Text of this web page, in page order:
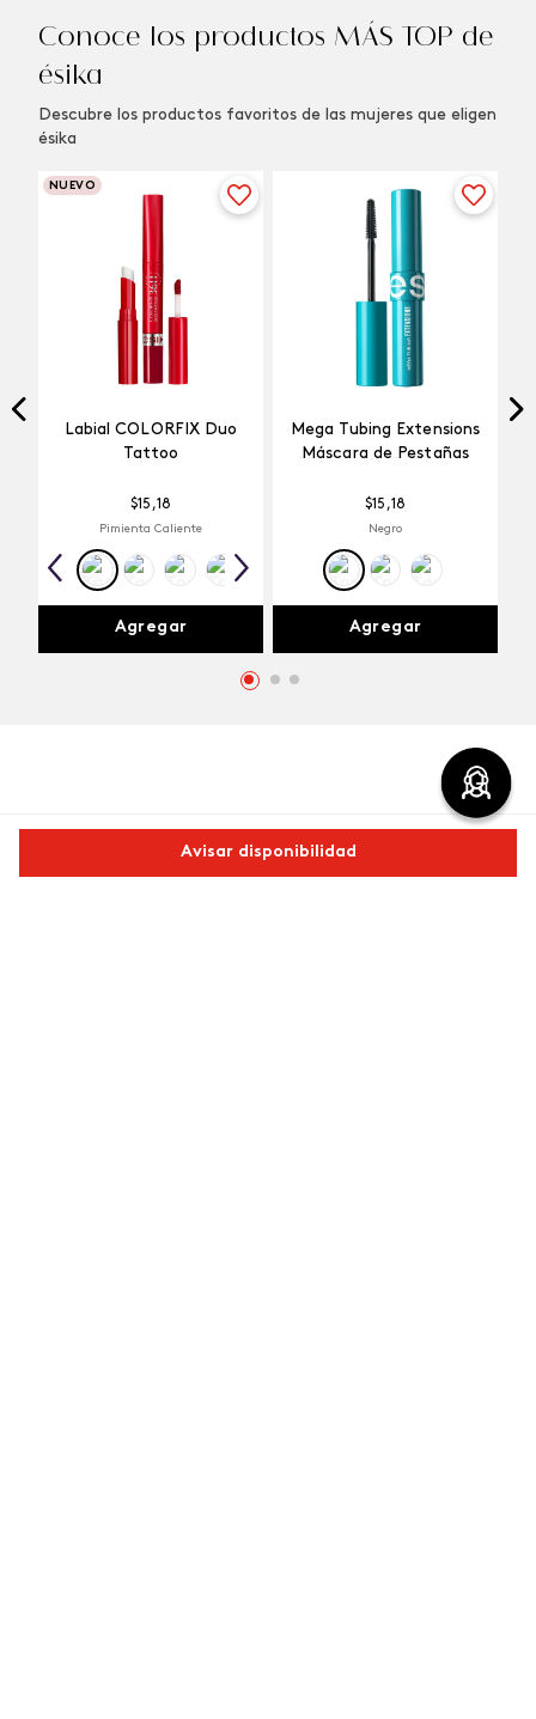
Avisar disponibilidad
Conoce los productos MÁS TOP de
ésika
Descubre los productos favoritos de las mujeres que eligen
ésika
NUEVO
Labial COLORFIX Duo
Tattoo
$15 ,18
Pimienta Caliente
Agregar
Mega Tubing Extensions
Máscara de Pestañas
$15 ,18
Negro
Agregar
Comentarios